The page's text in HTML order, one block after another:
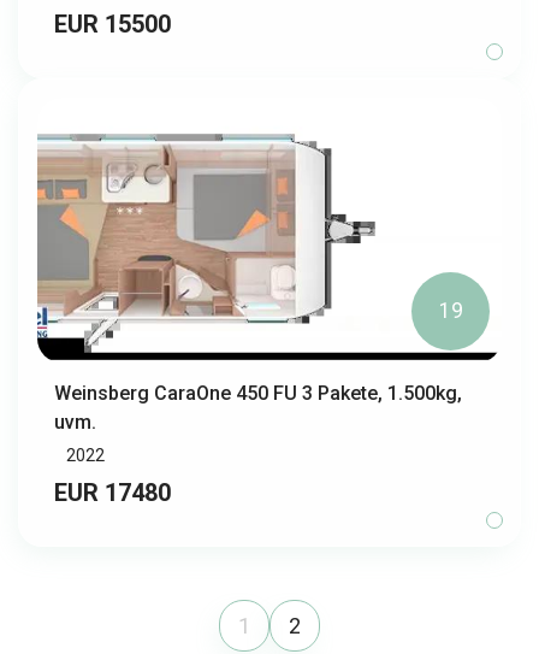
EUR 15500
19
Weinsberg CaraOne 450 FU 3 Pakete, 1.500kg,
uvm.
2022
EUR 17480
1 2